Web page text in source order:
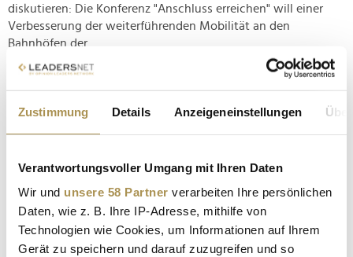
Zustimmung Details Anzeigeneinstellungen
Verantwortungsvoller Umgang mit Ihren Daten
Wir und unsere 58 Partner verarbeiten Ihre persönlichen
Daten, wie z. B. Ihre IP-Adresse, mithilfe von
Technologien wie Cookies, um Informationen auf Ihrem
Gerät zu speichern und darauf zuzugreifen und so
diskutieren: Die Konferenz "Anschluss erreichen" will einer
Verbesserung der weiterführenden Mobilität an den
Bahnhöfen der...
Evelyn Palla fordert "radikales Umdenken auf allen
Ebenen"
NEWS | 11.12.2025
Der Deutschen Bahn ist bewusst, dass kosmetische
fragmentierte Verantwortlichkeiten und eine Servicequalität,
die dem politischen Anspruch an eine moderne
Verkehrsinfrastruktur kaum standhält, bremsen den Konzern
aus. Mit dem nun vom...